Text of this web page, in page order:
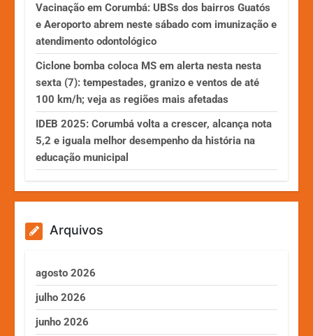
Vacinação em Corumbá: UBSs dos bairros Guatós
e Aeroporto abrem neste sábado com imunização e
atendimento odontológico
Ciclone bomba coloca MS em alerta nesta nesta
sexta (7): tempestades, granizo e ventos de até
100 km/h; veja as regiões mais afetadas
IDEB 2025: Corumbá volta a crescer, alcança nota
5,2 e iguala melhor desempenho da história na
educação municipal
Arquivos
agosto 2026
julho 2026
junho 2026